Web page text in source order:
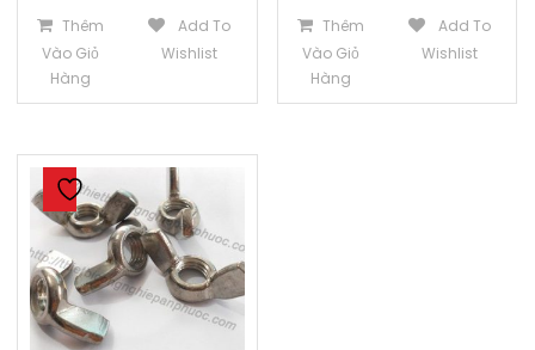
Thêm
Vào Giỏ
Hàng
Add To
Wishlist
Thêm
Vào Giỏ
Hàng
Add To
Wishlist